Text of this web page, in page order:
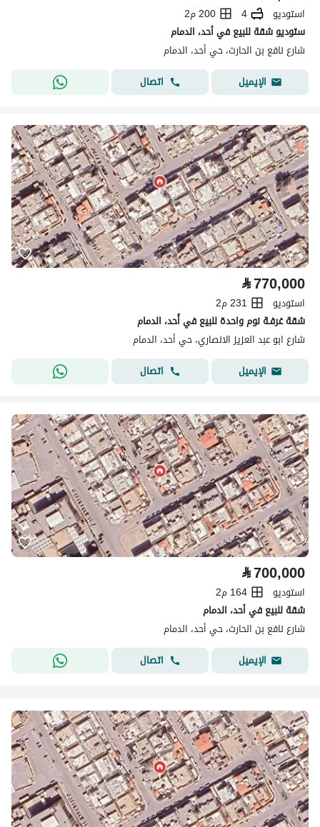
استوديو 4
200 م2
ستوديو شقة للبيع في أحد، الدمام
شارع نافع بن الحارث، حي أحد، الدمام
الإيميل
اتصال
⃁770,000
استوديو
231 م2
شقة غرفـة نوم واحدة للبيع في أُحد، الدمام
شارع ابو عبد العزيز الانصاري، حي أحد، الدمام
الإيميل
اتصال
⃁700,000
استوديو
164 م2
شقة للبيع في أحد، الدمام
شارع نافع بن الحارث، حي أحد، الدمام
الإيميل
اتصال